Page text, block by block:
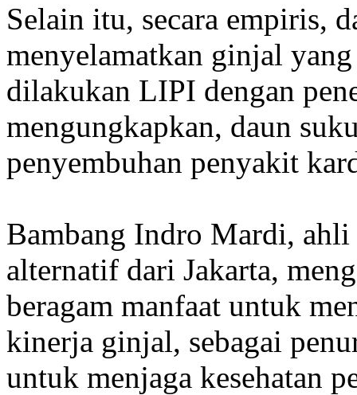
Selain itu, secara empiris,
menyelamatkan ginjal
dilakukan LIPI dengan
mengungkapkan, daun
penyembuhan penyakit
Bambang Indro Mardi, ahli
alternatif dari Jakarta,
beragam manfaat untuk
kinerja ginjal, sebagai
untuk menjaga kesehatan